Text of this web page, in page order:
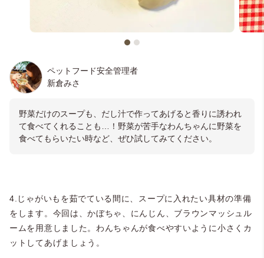
ペットフード安全管理者
新倉みさ
野菜だけのスープも、だし汁で作ってあげると香りに誘われ
て食べてくれることも…！野菜が苦手なわんちゃんに野菜を
食べてもらいたい時など、ぜひ試してみてください。
4.じゃがいもを茹でている間に、スープに入れたい具材の準備
をします。今回は、かぼちゃ、にんじん、ブラウンマッシュル
ームを用意しました。わんちゃんが食べやすいように小さくカ
ットしてあげましょう。